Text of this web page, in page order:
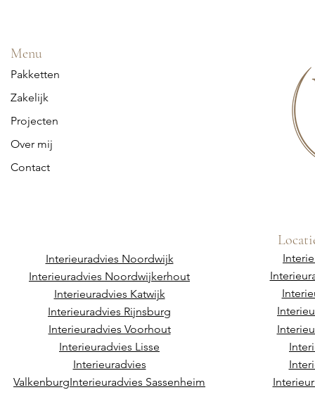
Menu
Pakketten
Zakelijk
Projecten
Over mij
Contact
Interieuradvies Noordwijk
Interieuradvies Noordwijkerhout
Interieuradvies Katwijk
Interieuradvies Rijnsburg
Interieuradvies Voorhout
Interieuradvies Lisse
Interieuradvies
ValkenburgInterieuradvies Sassenheim